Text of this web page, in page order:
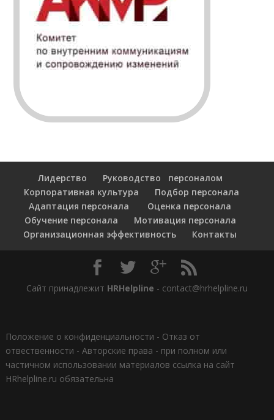
Лидерство
Руководство персоналом
Корпоративная культура
Подбор персонала
Адаптация персонала
Оценка персонала
Обучение персонала
Мотивация персонала
Организационная эффективность
Контакты
Сайт принадлежит HRHelpline - contact@hrhelpline.ru
Положение о конфиденциальности - Отказ от
отвественности - Авторские права - при полном или
частичном использовании материалов ссылка на сайт
HRhelpline.ru обязательна